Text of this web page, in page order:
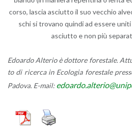
corso, la­scia asciut­to il suo vec­chio
schi si tro­va­no quin­di ad es­se­re
asciut­to e non più
Edoar­do Al­te­rio è dot­to­re fo­re­sta­le.
to di ri­cer­ca in Eco­lo­gia fo­re­sta­le
Pa­do­va. E-mail: